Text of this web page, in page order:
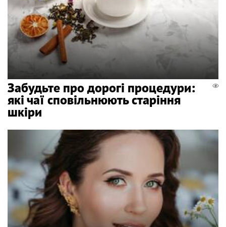
Забудьте про дорогі процедури:
які чаї сповільнюють старіння
шкіри